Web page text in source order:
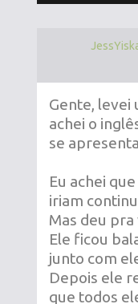
Gente, levei
achei o
se
Eu achei
iriam
Mas deu
Ele ficou
junto com
Depois ele
que todos